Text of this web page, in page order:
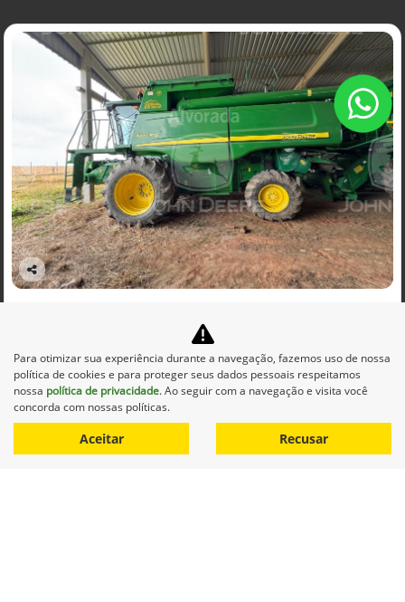
Co
BGE_00002 - COLHEITADEIRA MOD. 9470 / PLATAFORMA DE
CORTE 625R ANO 2013
Alvorada John Deere - São Borja
Ver Mais 13 lojas
R$ 1.062.500,00
0 km 2013/2013
Para otimizar sua experiência durante a navegação, fazemos uso de nossa
política de cookies e para proteger seus dados pessoais respeitamos
nossa política de privacidade. Ao seguir com a navegação e visita você
concorda com nossas políticas.
Aceitar Recusar